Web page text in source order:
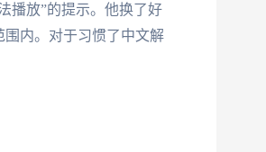
播放”的提示。他换了好
内。对于习惯了中文解